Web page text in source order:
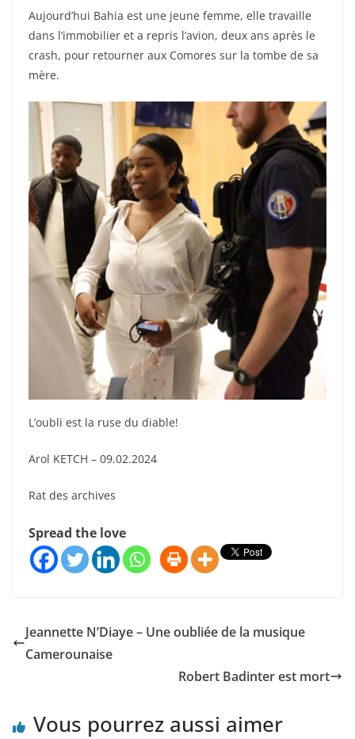
Aujourd’hui Bahia est une jeune femme, elle travaille
dans l’immobilier et a repris l’avion, deux ans après le
crash, pour retourner aux Comores sur la tombe de sa
mère.
L’oubli est la ruse du diable!
Arol KETCH – 09.02.2024
Rat des archives
Spread the love
Jeannette N’Diaye – Une oubliée de la musique
Camerounaise
Robert Badinter est mort
Vous pourrez aussi aimer